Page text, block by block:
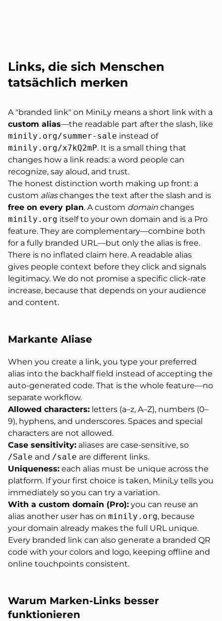
Links, die sich Menschen
tatsächlich merken
A "branded link" on MiniLy means a short link with a
custom alias—the readable part after the slash, like
minily.org/summer-sale instead of
minily.org/x7kQ2mP. It is a small thing that
changes how a link reads: a word people can
recognize, say aloud, and trust.
The honest distinction worth making up front: a
custom aliaschanges the text after the slash and is
free on every plan. A custom domain changes
minily.org itself to your own domain and is a Pro
feature. They are complementary—combine both
for a fully branded URL—but only the alias is free.
There is no inflated claim here. A readable alias
gives people context before they click and signals
legitimacy. We do not promise a specific click-rate
increase, because that depends on your audience
and content.
Markante Aliase
When you create a link, you type your preferred
alias into the backhalf field instead of accepting the
auto-generated code. That is the whole feature—no
separate workflow.
Allowed characters: letters (a–z, A–Z), numbers (0–
9), hyphens, and underscores. Spaces and special
characters are not allowed.
Case sensitivity: aliases are case-sensitive, so
/Sale and /sale are different links.
Uniqueness: each alias must be unique across the
platform. If your first choice is taken, MiniLy tells you
immediately so you can try a variation.
With a custom domain (Pro): you can reuse an
alias another user has on minily.org, because
your domain already makes the full URL unique.
Every branded link can also generate a branded QR
code with your colors and logo, keeping offline and
online touchpoints consistent.
Warum Marken-Links besser
funktionieren